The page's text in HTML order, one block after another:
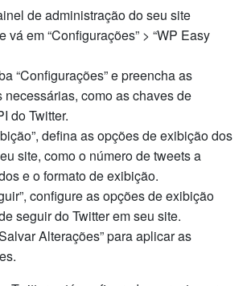
de administração do seu site
vá em “Configurações” > “WP Easy
“Configurações” e preencha as
necessárias, como as chaves de
do Twitter.
defina as opções de exibição dos
site, como o número de tweets a
e o formato de exibição.
configure as opções de exibição
seguir do Twitter em seu site.
Alterações” para aplicar as